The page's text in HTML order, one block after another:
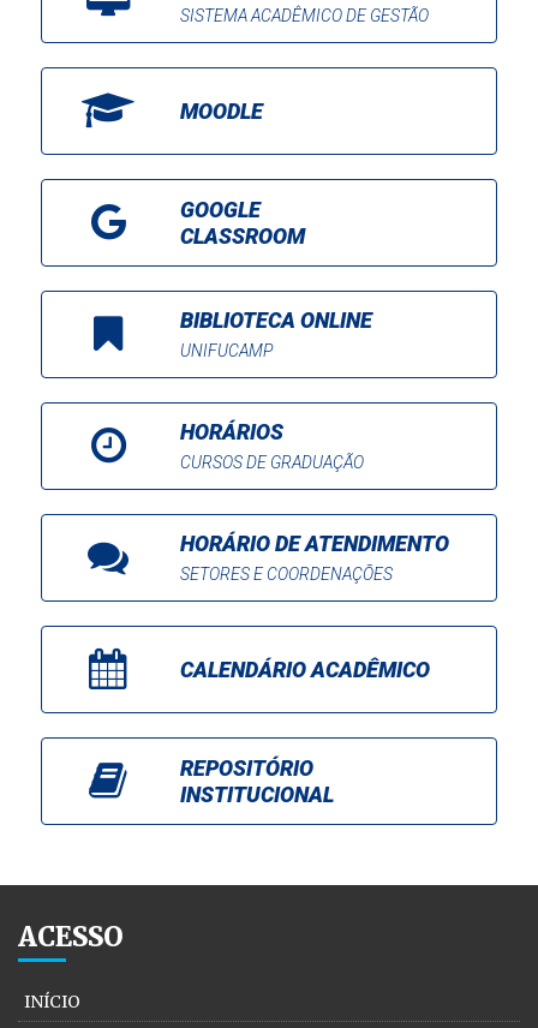
SISTEMA ACADÊMICO DE GESTÃO
MOODLE
GOOGLE
CLASSROOM
BIBLIOTECA ONLINE
UNIFUCAMP
HORÁRIOS
CURSOS DE GRADUAÇÃO
HORÁRIO DE ATENDIMENTO
SETORES E COORDENAÇÕES
CALENDÁRIO ACADÊMICO
REPOSITÓRIO
INSTITUCIONAL
ACESSO
INÍCIO